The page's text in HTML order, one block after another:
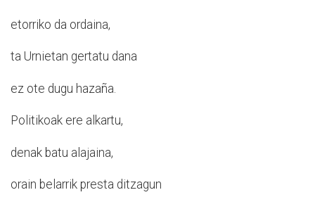
etorriko da ordaina,
ta Urnietan gertatu dana
ez ote dugu hazaña.
Politikoak ere alkartu,
denak batu alajaina,
orain belarrik presta ditzagun